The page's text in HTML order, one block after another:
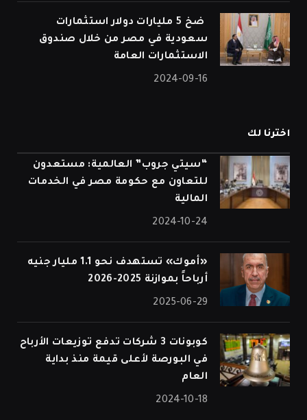
⁠ ضخ 5 مليارات دولار استثمارات
سعودية في مصر من خلال صندوق
الاستثمارات العامة
2024-09-16
اخترنا لك
“سيتي جروب” العالمية: مستعدون
للتعاون مع حكومة مصر في الخدمات
المالية
2024-10-24
«أموك» تستهدف نحو 1.1 مليار جنيه
أرباحاً بموازنة 2025-2026
2025-06-29
كوبونات 3 شركات تدفع توزيعات الأرباح
في البورصة لأعلى قيمة منذ بداية
العام
2024-10-18